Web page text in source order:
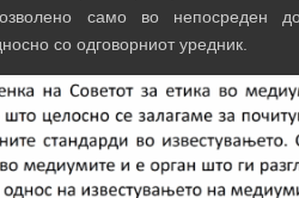
само во непосреден
со одговорниот уредник.